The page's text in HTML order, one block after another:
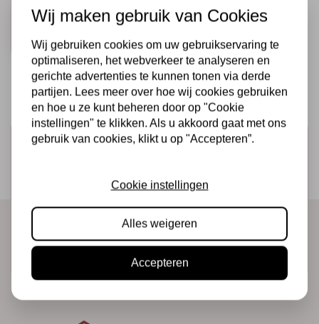
€4,95 Op voorraad
Snel toevoegen
Schrijf je in voor de nieuwsbrief
direct in je mailbox!
Abonneer
Wij maken gebruik van Cookies
Wij gebruiken cookies om uw gebruikservaring te
optimaliseren, het webverkeer te analyseren en
gerichte advertenties te kunnen tonen via derde
partijen. Lees meer over hoe wij cookies gebruiken
en hoe u ze kunt beheren door op "Cookie
instellingen" te klikken. Als u akkoord gaat met ons
gebruik van cookies, klikt u op "Accepteren”.
Cookie instellingen
Alles weigeren
Accepteren